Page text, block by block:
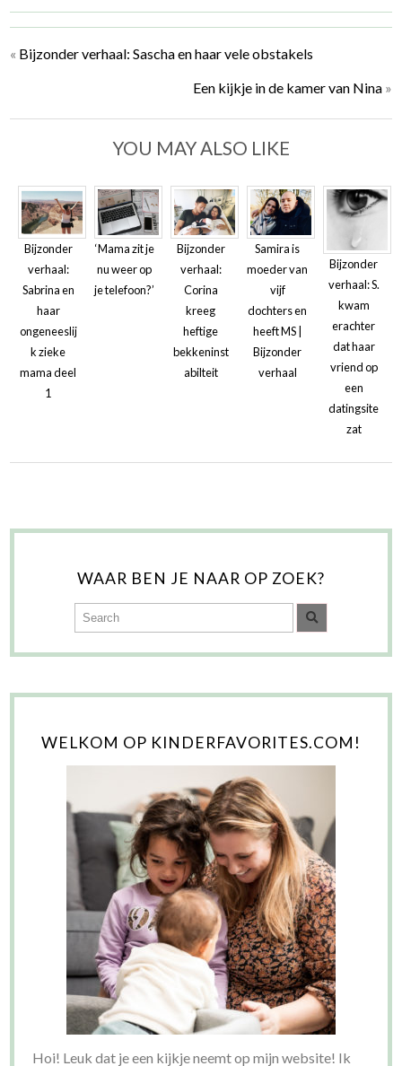
« Bijzonder verhaal: Sascha en haar vele obstakels
Een kijkje in de kamer van Nina»
YOU MAY ALSO LIKE
Bijzonder
verhaal:
Sabrina en
haar
ongeneeslij
k zieke
mama deel
1
‘Mama zit je
nu weer op
je telefoon?’
Bijzonder
verhaal:
Corina
kreeg
heftige
bekkeninst
abilteit
Samira is
moeder van
vijf
dochters en
heeft MS |
Bijzonder
verhaal
Bijzonder
verhaal: S.
kwam
erachter
dat haar
vriend op
een
datingsite
zat
WAAR BEN JE NAAR OP ZOEK?
WELKOM OP KINDERFAVORITES.COM!
Hoi! Leuk dat je een kijkje neemt op mijn website! Ik